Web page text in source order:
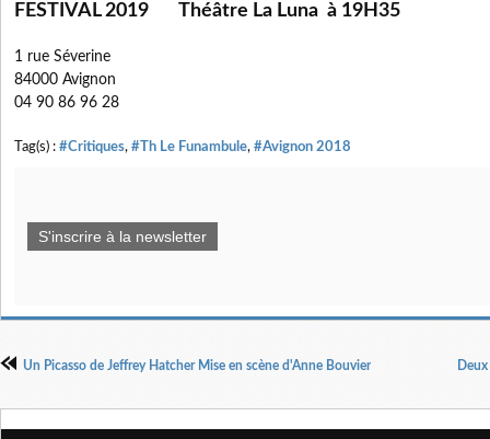
FESTIVAL 2019 Théâtre La Luna à 19H35
1 rue Séverine
84000 Avignon
04 90 86 96 28
Tag(s) : #Critiques, #Th Le Funambule, #Avignon 2018
S'inscrire à la newsletter
Un Picasso de Jeffrey Hatcher Mise en scène d'Anne Bouvier